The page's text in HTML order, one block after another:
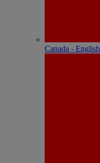
Canada - English